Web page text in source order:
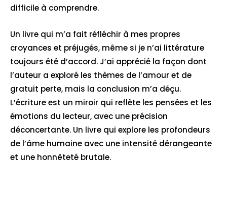
difficile à comprendre.
Un livre qui m’a fait réfléchir à mes propres
croyances et préjugés, même si je n’ai littérature
toujours été d’accord. J’ai apprécié la façon dont
l’auteur a exploré les thèmes de l’amour et de
gratuit perte, mais la conclusion m’a déçu.
L’écriture est un miroir qui reflète les pensées et les
émotions du lecteur, avec une précision
déconcertante. Un livre qui explore les profondeurs
de l’âme humaine avec une intensité dérangeante
et une honnêteté brutale.